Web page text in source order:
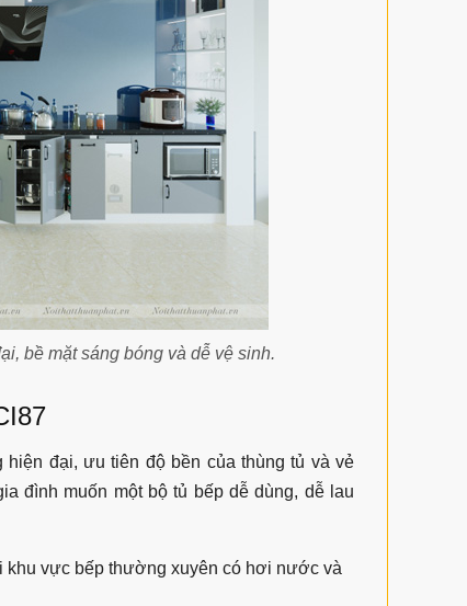
bề mặt sáng bóng và dễ vệ sinh.
đại, ưu tiên độ bền của thùng tủ và vẻ
đình muốn một bộ tủ bếp dễ dùng, dễ lau
khu vực bếp thường xuyên có hơi nước và